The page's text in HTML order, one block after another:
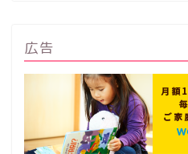
広告